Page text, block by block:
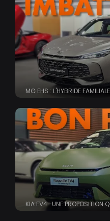
MG EHS : L'HYBRIDE
KIA EV4 : UNE PROPOSITION